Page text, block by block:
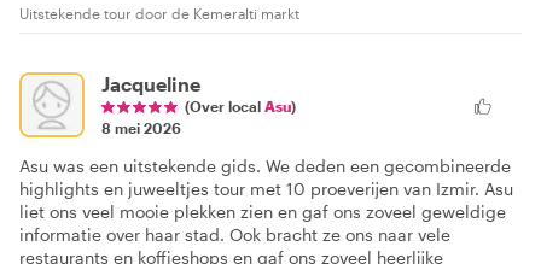
Uitstekende tour door de Kemeralti markt
Jacqueline
(Over local Asu)
8 mei 2026
Asu was een uitstekende gids. We deden een gecombineerde
highlights en juweeltjes tour met 10 proeverijen van Izmir. Asu
liet ons veel mooie plekken zien en gaf ons zoveel geweldige
informatie over haar stad. Ook bracht ze ons naar vele
restaurants en koffieshops en gaf ons zoveel heerlijke